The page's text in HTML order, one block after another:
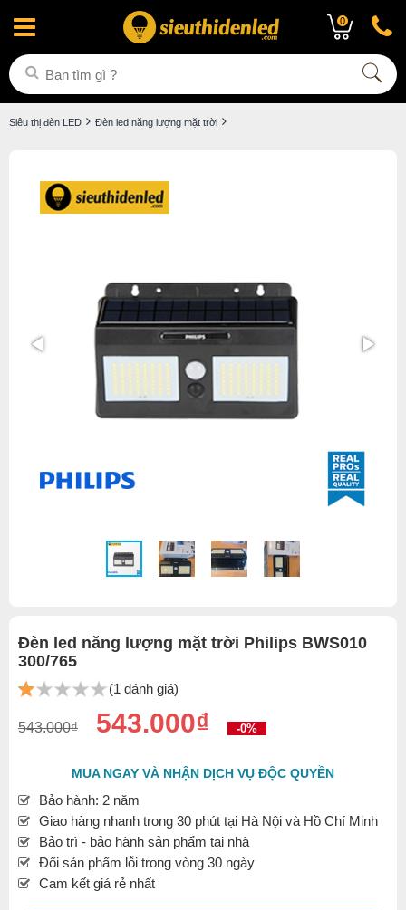
0
Siêu thị đèn LED Đèn led năng lượng mặt trời
Đèn led năng lượng mặt trời Philips BWS010
300/765
(1 đánh giá)
543.000₫ 543.000₫ -0%
MUA NGAY VÀ NHẬN DỊCH VỤ ĐỘC QUYỀN
Bảo hành: 2 năm
Giao hàng nhanh trong 30 phút tại Hà Nội và Hồ Chí Minh
Bảo trì - bảo hành sản phẩm tại nhà
Đổi sản phẩm lỗi trong vòng 30 ngày
Cam kết giá rẻ nhất